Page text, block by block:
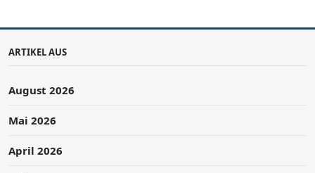
ARTIKEL AUS
August 2026
Mai 2026
April 2026